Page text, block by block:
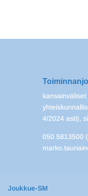
4/2024 asti),
050 5813500
Joukkue-SM